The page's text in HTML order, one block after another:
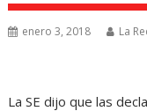
enero 3, 2018 La
La SE dijo que las